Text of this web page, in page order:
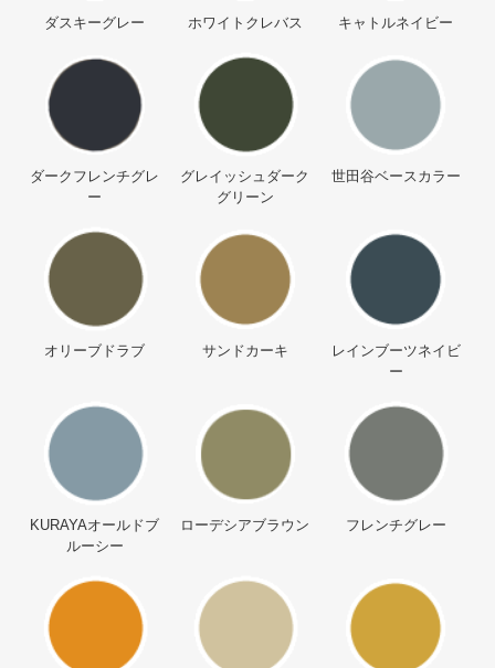
ダスキーグレー ホワイトクレバス キャトルネイビー
ダークフレンチグレ
ー
グレイッシュダーク
グリーン
世田谷ベースカラー
オリーブドラブ サンドカーキ
レインブーツネイビ
ー
KURAYAオールドブ
ルーシー
ローデシアブラウン フレンチグレー